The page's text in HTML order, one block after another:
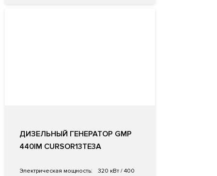
ДИЗЕЛЬНЫЙ ГЕНЕРАТОР GMP
440IM CURSOR13TE3A
Электрическая мощность:
320 кВт / 400